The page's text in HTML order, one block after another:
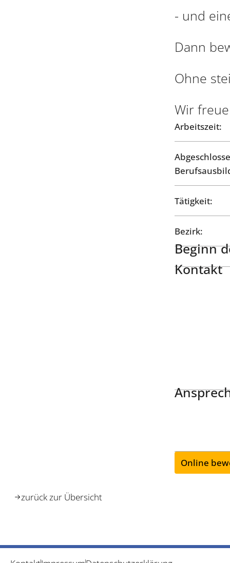
- und
Dann
Ohne
Wir
Arbeitszeit:
Tätigkeit:
Bezirk:
Beginn
Kontakt
Online
zurück zur Übersicht